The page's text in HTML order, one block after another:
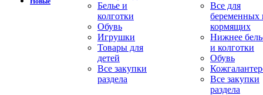
Белье и
колготки
Обувь
Игрушки
Товары для
детей
Все закупки
раздела
Все для
беременных
кормящих
Нижнее
и колготки
Обувь
Все закупки
раздела